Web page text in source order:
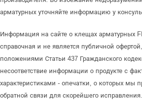
арматурных уточняйте информацию у
Информация на сайте о клещах арматурных
справочная и не является публичной
положениями Статьи 437 Гражданского
несоответствие информации о продукте с
характеристиками - опечатки, о которых мы
обратной связи для скорейшего исправления.